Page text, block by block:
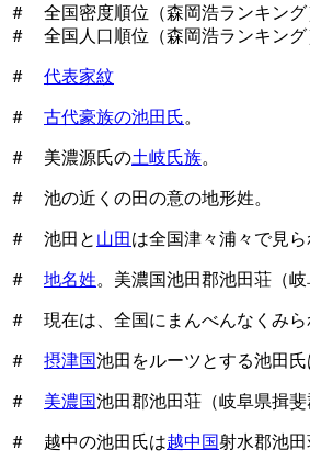
＃ 全国密度順位（森岡浩ランキ
＃ 全国人口順位（森岡浩ランキ
＃ 代表家紋
＃ 古代豪族の池田氏。
＃ 美濃源氏の土岐氏族。
＃ 池の近くの田の意の地形姓。
＃ 池田と 山田 は全国津々浦々で見ら
＃ 地名姓。美濃国池田郡池田荘（岐
＃ 現在は、全国にまんべんなくみら
＃ 摂津国池田をルーツとする池田
＃ 美濃国池田郡池田荘（岐阜県揖
＃ 越中の池田氏は越中国射水郡池